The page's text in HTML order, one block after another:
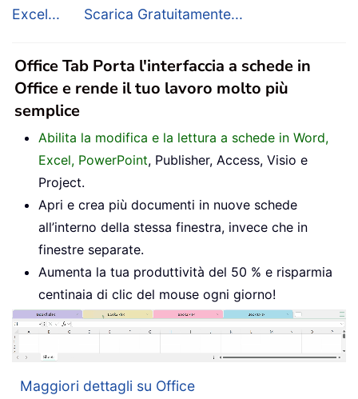
Excel...
Scarica Gratuitamente...
Office Tab Porta l'interfaccia a schede in
Office e rende il tuo lavoro molto più
semplice
Abilita la modifica e la lettura a schede in Word,
Excel, PowerPoint, Publisher, Access, Visio e
Project.
Apri e crea più documenti in nuove schede
all’interno della stessa finestra, invece che in
finestre separate.
Aumenta la tua produttività del 50 % e risparmia
centinaia di clic del mouse ogni giorno!
Maggiori dettagli su Office